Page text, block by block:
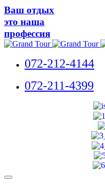
Ваш отдых
это наша
профессия
072-212-4144
072-211-4399